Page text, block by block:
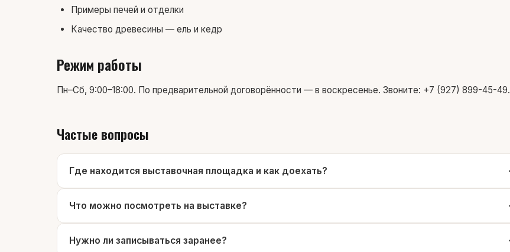
Примеры печей и отделки
Качество древесины — ель и кедр
Режим работы
Пн–Сб, 9:00–18:00. По предварительной договорённости — в воскресенье. Звоните: +7 (927) 899-45-49.
Частые вопросы
Где находится выставочная площадка и как доехать?
Что можно посмотреть на выставке?
Нужно ли записываться заранее?